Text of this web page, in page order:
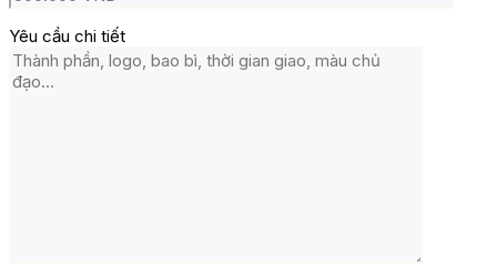
Yêu cầu chi tiết